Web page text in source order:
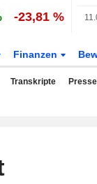
-23,81 %
Finanzen
Transkripte